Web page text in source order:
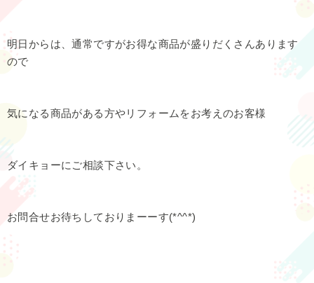
明日からは、通常ですがお得な商品が盛りだくさんあります
ので
気になる商品がある方やリフォームをお考えのお客様
ダイキョーにご相談下さい。
お問合せお待ちしておりまーーす(*^^*)